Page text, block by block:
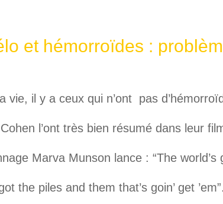
et hémorroïdes :
vie, il y a ceux qui n’ont pas
l’ont très bien résumé dans leur
Marva Munson lance : “The
the piles and them that’s goin’ get